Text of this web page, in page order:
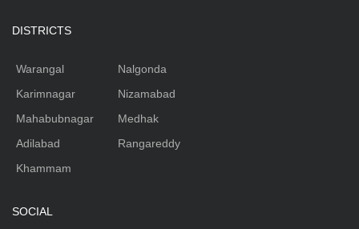
DISTRICTS
Warangal
Karimnagar
Mahabubnagar
Adilabad
Khammam
Nalgonda
Nizamabad
Medhak
Rangareddy
SOCIAL